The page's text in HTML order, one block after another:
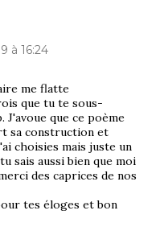
à 16:24
me flatte
que tu te sous-
que ce poème
sa construction et
choisies mais juste un
sais aussi bien que moi
des caprices de nos
tes éloges et bon